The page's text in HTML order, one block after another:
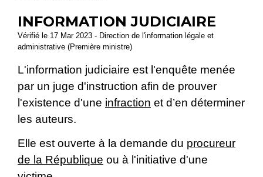
INFORMATION JUDICIAIRE
Vérifié le 17 Mar 2023 - Direction de l'information légale et
administrative (Première ministre)
L'information judiciaire est l'enquête menée
par un juge d'instruction afin de prouver
l'existence d'une infraction et d’en déterminer
les auteurs.
Elle est ouverte à la demande du procureur
de la République ou à l'initiative d'une